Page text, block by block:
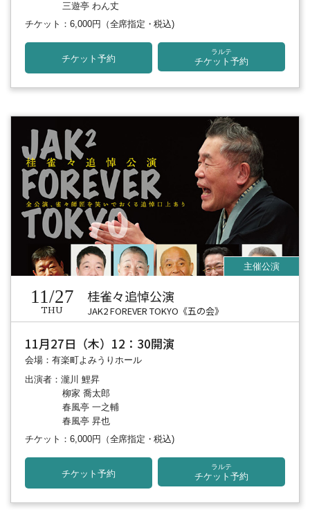
三遊亭 わん丈
チケット：6,000円
（全席指定・税込)
チケット予約
ラルテ
チケット予約
11/27
THU
桂雀々追悼公演
JAK2 FOREVER TOKYO《五の会》
11月27日（木）12：30開演
会場：有楽町よみうりホール
出演者：瀧川 鯉昇
柳家 喬太郎
春風亭 一之輔
春風亭 昇也
チケット：6,000円 （全席指定・税込)
チケット予約
ラルテ
チケット予約